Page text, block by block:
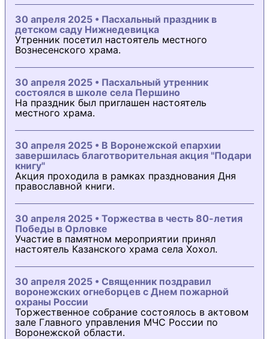
30 апреля 2025 • Пасхальный праздник в
детском саду Нижнедевицка
Утренник посетил настоятель местного
Вознесенского храма.
30 апреля 2025 • Пасхальный утренник
состоялся в школе села Першино
На праздник был приглашен настоятель
местного храма.
30 апреля 2025 • В Воронежской епархии
завершилась благотворительная акция "Подари
книгу"
Акция проходила в рамках празднования Дня
православной книги.
30 апреля 2025 • Торжества в честь 80-летия
Победы в Орловке
Участие в памятном мероприятии принял
настоятель Казанского храма села Хохол.
30 апреля 2025 • Священник поздравил
воронежских огнеборцев с Днем пожарной
охраны России
Торжественное собрание состоялось в актовом
зале Главного управления МЧС России по
Воронежской области.